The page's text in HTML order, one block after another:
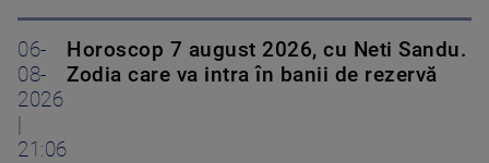
06-
08-
2026
|
21:06
Horoscop 7 august 2026, cu Neti Sandu.
Zodia care va intra în banii de rezervă